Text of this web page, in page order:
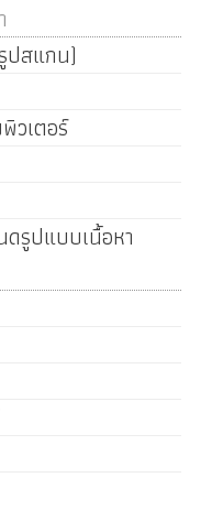
ปสแกน)
วเตอร์
ดรูปแบบเนื้อหา